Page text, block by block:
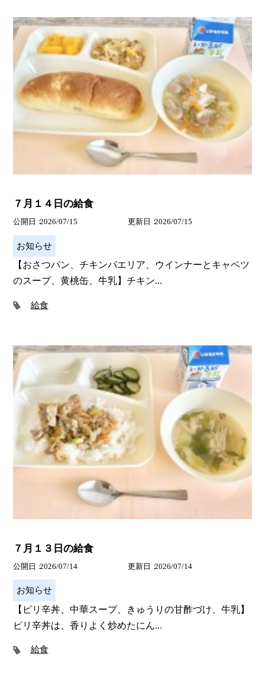
７月１４日の給食
公開日 2026/07/15 更新日 2026/07/15
お知らせ
【おさつパン、チキンパエリア、ウインナーとキャベツ
のスープ、黄桃缶、牛乳】チキン...
給食
７月１３日の給食
公開日 2026/07/14 更新日 2026/07/14
お知らせ
【ピリ辛丼、中華スープ、きゅうりの甘酢づけ、牛乳】
ピリ辛丼は、香りよく炒めたにん...
給食